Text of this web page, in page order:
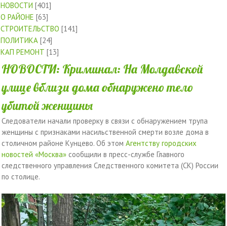
НОВОСТИ [401]
О РАЙОНЕ [63]
СТРОИТЕЛЬСТВО [141]
ПОЛИТИКА [24]
КАП РЕМОНТ [13]
НОВОСТИ: Криминал: На Молдавской
улице вблизи дома обнаружено тело
убитой женщины
Следователи начали проверку в связи с обнаружением трупа
женщины с признаками насильственной смерти возле дома в
столичном районе Кунцево. Об этом Агентству городских
новостей «Москва» сообщили в пресс-службе Главного
следственного управления Следственного комитета (СК) России
по столице.